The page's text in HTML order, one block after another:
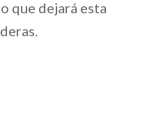
que dejará esta